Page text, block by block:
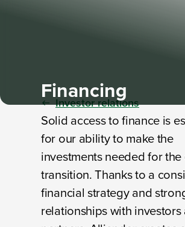
Financing
Investor relations
Solid access to finance is
for our ability to make the
investments needed for
transition. Thanks to a
financial strategy and
relationships with investors